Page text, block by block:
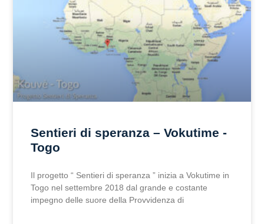
Sentieri di speranza – Vokutime -
Togo
Il progetto “ Sentieri di speranza ” inizia a Vokutime in
Togo nel settembre 2018 dal grande e costante
impegno delle suore della Provvidenza di